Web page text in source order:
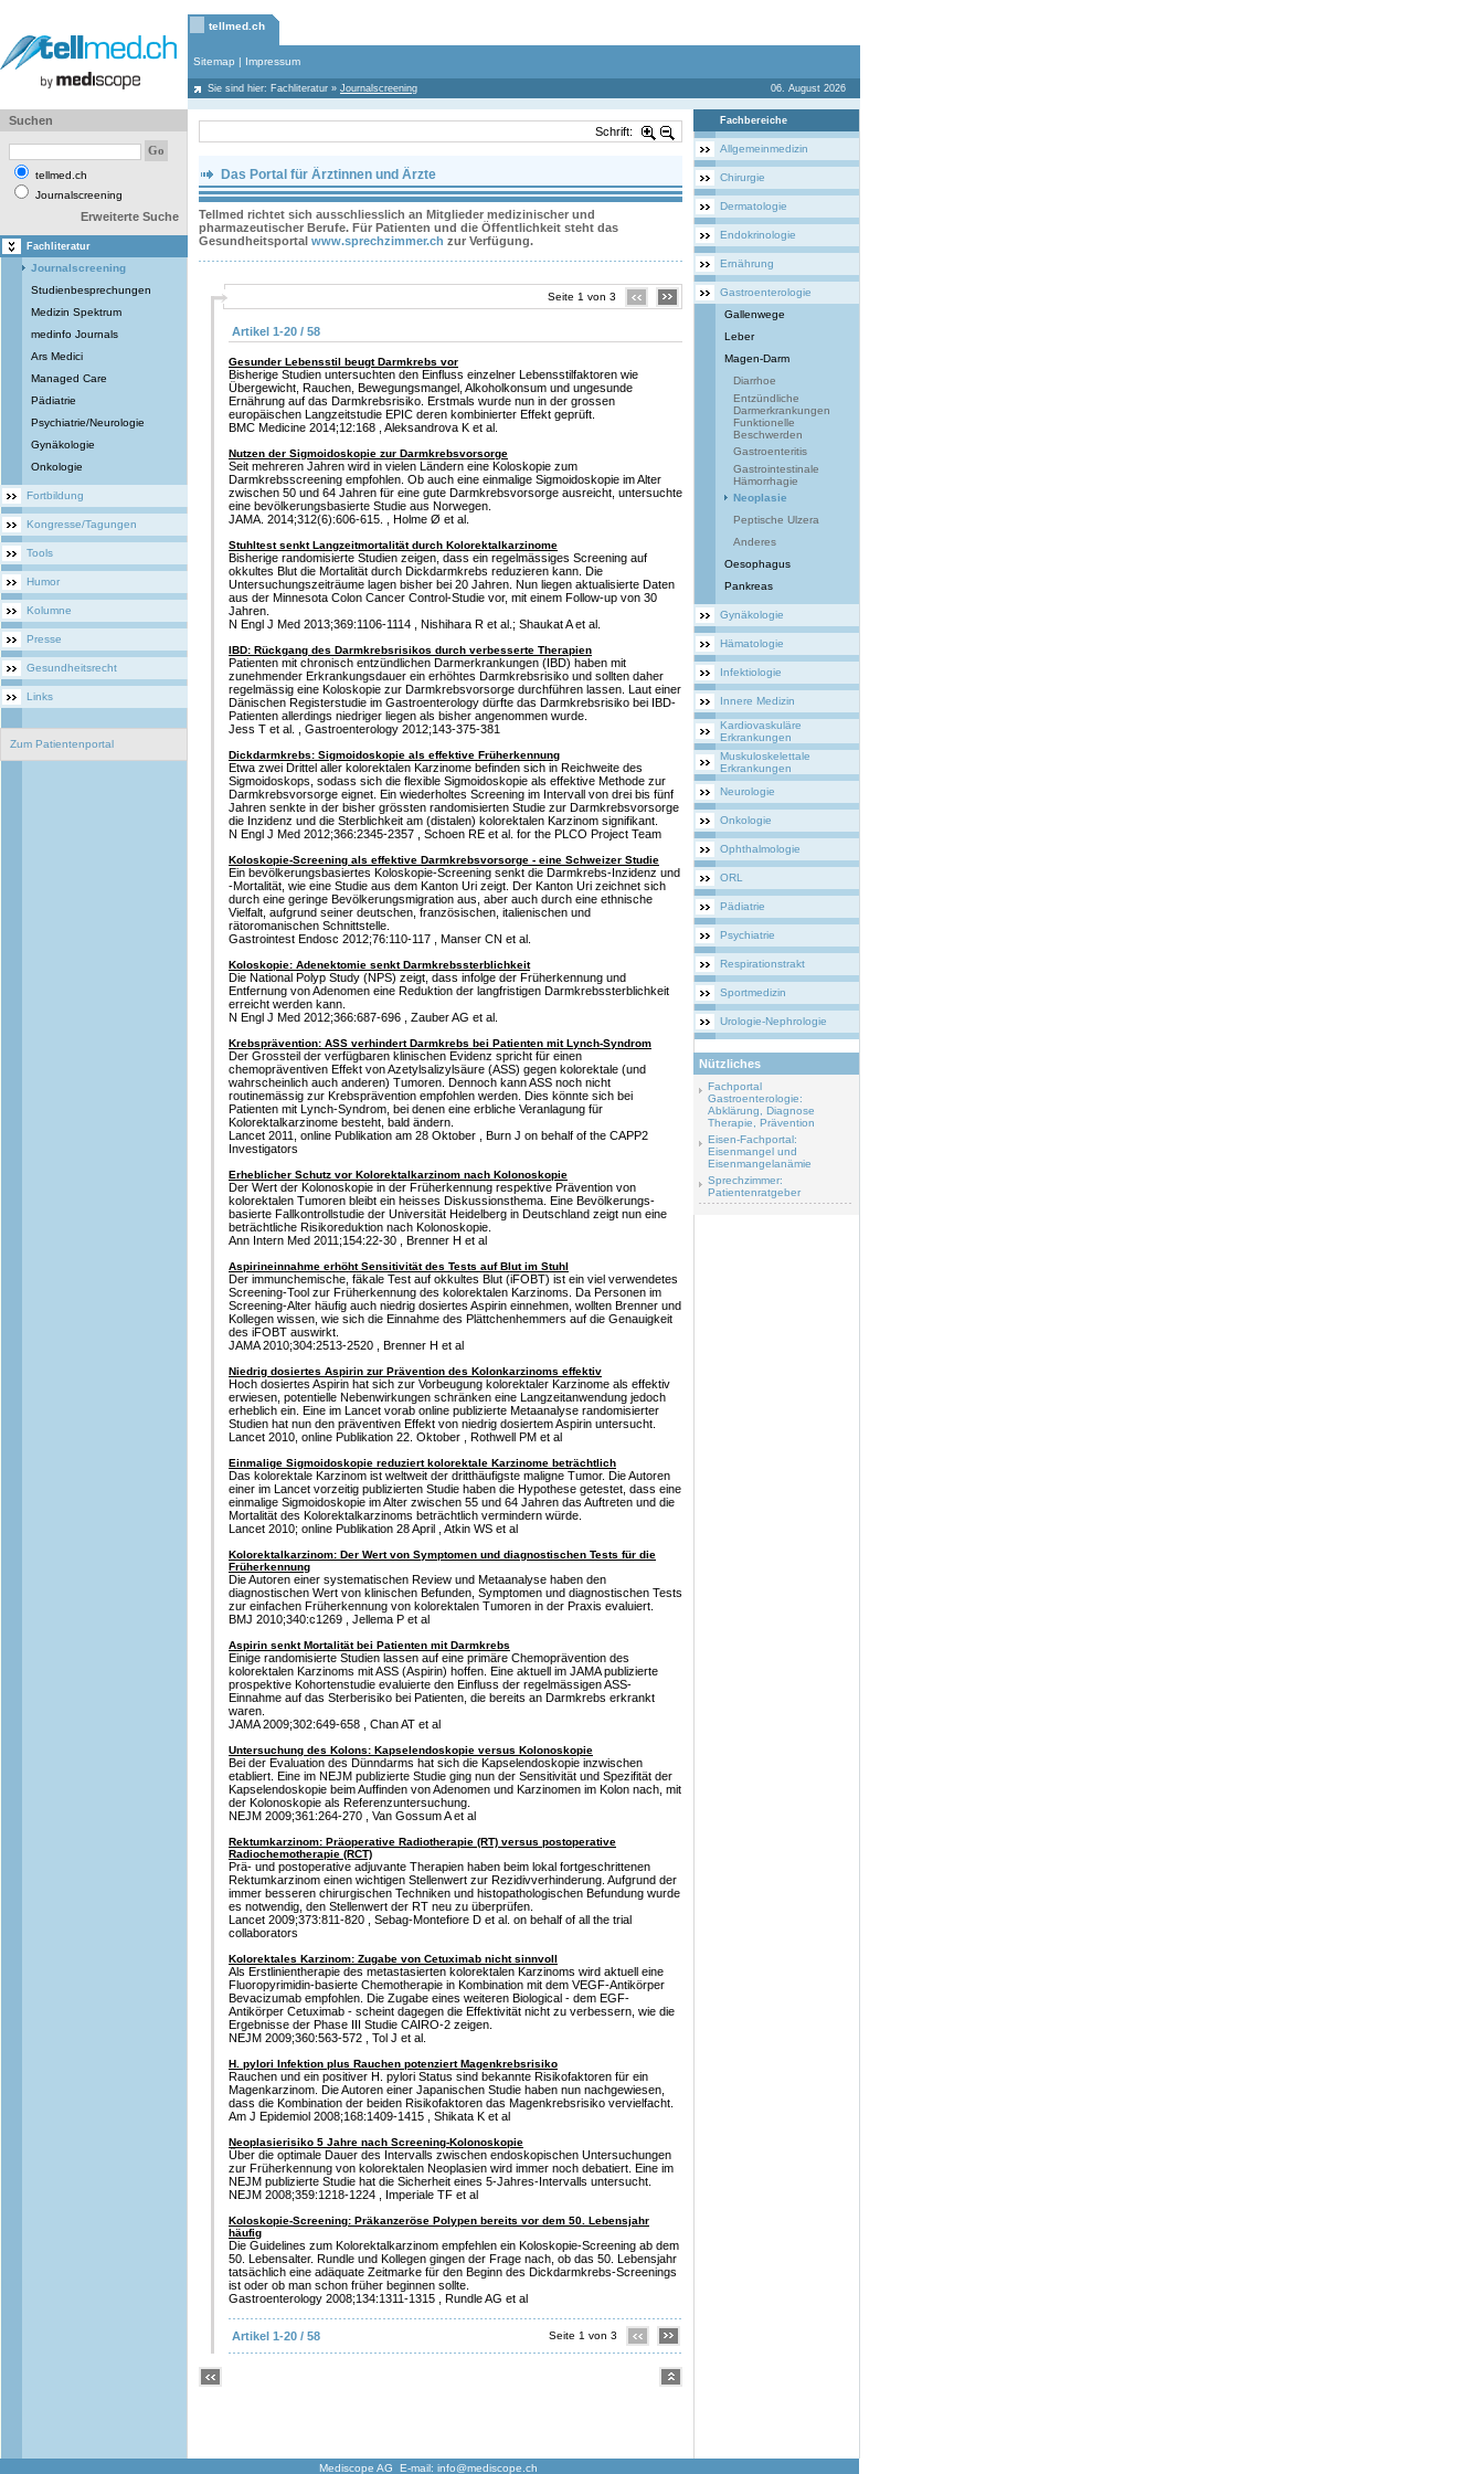
tellmed.ch
Sitemap | Impressum
Sie sind hier: Fachliteratur » Journalscreening 06. August 2026
Suchen
tellmed.ch
Journalscreening
Erweiterte Suche
Fachliteratur
Journalscreening
Studienbesprechungen
Medizin Spektrum
medinfo Journals
Ars Medici
Managed Care
Pädiatrie
Psychiatrie/Neurologie
Gynäkologie
Onkologie
Fortbildung
Kongresse/Tagungen
Tools
Humor
Kolumne
Presse
Gesundheitsrecht
Links
Zum Patientenportal
Schrift:
Das Portal für Ärztinnen und Ärzte
Tellmed richtet sich ausschliesslich an Mitglieder medizinischer und
pharmazeutischer Berufe. Für Patienten und die Öffentlichkeit steht das
Gesundheitsportal www.sprechzimmer.ch zur Verfügung.
Seite 1 von 3
Artikel 1-20 / 58
Gesunder Lebensstil beugt Darmkrebs vor
Bisherige Studien untersuchten den Einfluss einzelner Lebensstilfaktoren wie
Übergewicht, Rauchen, Bewegungsmangel, Alkoholkonsum und ungesunde
Ernährung auf das Darmkrebsrisiko. Erstmals wurde nun in der grossen
europäischen Langzeitstudie EPIC deren kombinierter Effekt geprüft.
BMC Medicine 2014;12:168 , Aleksandrova K et al.
Nutzen der Sigmoidoskopie zur Darmkrebsvorsorge
Seit mehreren Jahren wird in vielen Ländern eine Koloskopie zum
Darmkrebsscreening empfohlen. Ob auch eine einmalige Sigmoidoskopie im Alter
zwischen 50 und 64 Jahren für eine gute Darmkrebsvorsorge ausreicht, untersuchte
eine bevölkerungsbasierte Studie aus Norwegen.
JAMA. 2014;312(6):606-615. , Holme Ø et al.
Stuhltest senkt Langzeitmortalität durch Kolorektalkarzinome
Bisherige randomisierte Studien zeigen, dass ein regelmässiges Screening auf
okkultes Blut die Mortalität durch Dickdarmkrebs reduzieren kann. Die
Untersuchungszeiträume lagen bisher bei 20 Jahren. Nun liegen aktualisierte Daten
aus der Minnesota Colon Cancer Control-Studie vor, mit einem Follow-up von 30
Jahren.
N Engl J Med 2013;369:1106-1114 , Nishihara R et al.; Shaukat A et al.
IBD: Rückgang des Darmkrebsrisikos durch verbesserte Therapien
Patienten mit chronisch entzündlichen Darmerkrankungen (IBD) haben mit
zunehmender Erkrankungsdauer ein erhöhtes Darmkrebsrisiko und sollten daher
regelmässig eine Koloskopie zur Darmkrebsvorsorge durchführen lassen. Laut einer
Dänischen Registerstudie im Gastroenterology dürfte das Darmkrebsrisiko bei IBD-
Patienten allerdings niedriger liegen als bisher angenommen wurde.
Jess T et al. , Gastroenterology 2012;143-375-381
Dickdarmkrebs: Sigmoidoskopie als effektive Früherkennung
Etwa zwei Drittel aller kolorektalen Karzinome befinden sich in Reichweite des
Sigmoidoskops, sodass sich die flexible Sigmoidoskopie als effektive Methode zur
Darmkrebsvorsorge eignet. Ein wiederholtes Screening im Intervall von drei bis fünf
Jahren senkte in der bisher grössten randomisierten Studie zur Darmkrebsvorsorge
die Inzidenz und die Sterblichkeit am (distalen) kolorektalen Karzinom signifikant.
N Engl J Med 2012;366:2345-2357 , Schoen RE et al. for the PLCO Project Team
Koloskopie-Screening als effektive Darmkrebsvorsorge - eine Schweizer Studie
Ein bevölkerungsbasiertes Koloskopie-Screening senkt die Darmkrebs-Inzidenz und
-Mortalität, wie eine Studie aus dem Kanton Uri zeigt. Der Kanton Uri zeichnet sich
durch eine geringe Bevölkerungsmigration aus, aber auch durch eine ethnische
Vielfalt, aufgrund seiner deutschen, französischen, italienischen und
rätoromanischen Schnittstelle.
Gastrointest Endosc 2012;76:110-117 , Manser CN et al.
Koloskopie: Adenektomie senkt Darmkrebssterblichkeit
Die National Polyp Study (NPS) zeigt, dass infolge der Früherkennung und
Entfernung von Adenomen eine Reduktion der langfristigen Darmkrebssterblichkeit
erreicht werden kann.
N Engl J Med 2012;366:687-696 , Zauber AG et al.
Krebsprävention: ASS verhindert Darmkrebs bei Patienten mit Lynch-Syndrom
Der Grossteil der verfügbaren klinischen Evidenz spricht für einen
chemopräventiven Effekt von Azetylsalizylsäure (ASS) gegen kolorektale (und
wahrscheinlich auch anderen) Tumoren. Dennoch kann ASS noch nicht
routinemässig zur Krebsprävention empfohlen werden. Dies könnte sich bei
Patienten mit Lynch-Syndrom, bei denen eine erbliche Veranlagung für
Kolorektalkarzinome besteht, bald ändern.
Lancet 2011, online Publikation am 28 Oktober , Burn J on behalf of the CAPP2
Investigators
Erheblicher Schutz vor Kolorektalkarzinom nach Kolonoskopie
Der Wert der Kolonoskopie in der Früherkennung respektive Prävention von
kolorektalen Tumoren bleibt ein heisses Diskussionsthema. Eine Bevölkerungs-
basierte Fallkontrollstudie der Universität Heidelberg in Deutschland zeigt nun eine
beträchtliche Risikoreduktion nach Kolonoskopie.
Ann Intern Med 2011;154:22-30 , Brenner H et al
Aspirineinnahme erhöht Sensitivität des Tests auf Blut im Stuhl
Der immunchemische, fäkale Test auf okkultes Blut (iFOBT) ist ein viel verwendetes
Screening-Tool zur Früherkennung des kolorektalen Karzinoms. Da Personen im
Screening-Alter häufig auch niedrig dosiertes Aspirin einnehmen, wollten Brenner und
Kollegen wissen, wie sich die Einnahme des Plättchenhemmers auf die Genauigkeit
des iFOBT auswirkt.
JAMA 2010;304:2513-2520 , Brenner H et al
Niedrig dosiertes Aspirin zur Prävention des Kolonkarzinoms effektiv
Hoch dosiertes Aspirin hat sich zur Vorbeugung kolorektaler Karzinome als effektiv
erwiesen, potentielle Nebenwirkungen schränken eine Langzeitanwendung jedoch
erheblich ein. Eine im Lancet vorab online publizierte Metaanalyse randomisierter
Studien hat nun den präventiven Effekt von niedrig dosiertem Aspirin untersucht.
Lancet 2010, online Publikation 22. Oktober , Rothwell PM et al
Einmalige Sigmoidoskopie reduziert kolorektale Karzinome beträchtlich
Das kolorektale Karzinom ist weltweit der dritthäufigste maligne Tumor. Die Autoren
einer im Lancet vorzeitig publizierten Studie haben die Hypothese getestet, dass eine
einmalige Sigmoidoskopie im Alter zwischen 55 und 64 Jahren das Auftreten und die
Mortalität des Kolorektalkarzinoms beträchtlich vermindern würde.
Lancet 2010; online Publikation 28 April , Atkin WS et al
Kolorektalkarzinom: Der Wert von Symptomen und diagnostischen Tests für die
Früherkennung
Die Autoren einer systematischen Review und Metaanalyse haben den
diagnostischen Wert von klinischen Befunden, Symptomen und diagnostischen Tests
zur einfachen Früherkennung von kolorektalen Tumoren in der Praxis evaluiert.
BMJ 2010;340:c1269 , Jellema P et al
Aspirin senkt Mortalität bei Patienten mit Darmkrebs
Einige randomisierte Studien lassen auf eine primäre Chemoprävention des
kolorektalen Karzinoms mit ASS (Aspirin) hoffen. Eine aktuell im JAMA publizierte
prospektive Kohortenstudie evaluierte den Einfluss der regelmässigen ASS-
Einnahme auf das Sterberisiko bei Patienten, die bereits an Darmkrebs erkrankt
waren.
JAMA 2009;302:649-658 , Chan AT et al
Untersuchung des Kolons: Kapselendoskopie versus Kolonoskopie
Bei der Evaluation des Dünndarms hat sich die Kapselendoskopie inzwischen
etabliert. Eine im NEJM publizierte Studie ging nun der Sensitivität und Spezifität der
Kapselendoskopie beim Auffinden von Adenomen und Karzinomen im Kolon nach, mit
der Kolonoskopie als Referenzuntersuchung.
NEJM 2009;361:264-270 , Van Gossum A et al
Rektumkarzinom: Präoperative Radiotherapie (RT) versus postoperative
Radiochemotherapie (RCT)
Prä- und postoperative adjuvante Therapien haben beim lokal fortgeschrittenen
Rektumkarzinom einen wichtigen Stellenwert zur Rezidivverhinderung. Aufgrund der
immer besseren chirurgischen Techniken und histopathologischen Befundung wurde
es notwendig, den Stellenwert der RT neu zu überprüfen.
Lancet 2009;373:811-820 , Sebag-Montefiore D et al. on behalf of all the trial
collaborators
Kolorektales Karzinom: Zugabe von Cetuximab nicht sinnvoll
Als Erstlinientherapie des metastasierten kolorektalen Karzinoms wird aktuell eine
Fluoropyrimidin-basierte Chemotherapie in Kombination mit dem VEGF-Antikörper
Bevacizumab empfohlen. Die Zugabe eines weiteren Biological - dem EGF-
Antikörper Cetuximab - scheint dagegen die Effektivität nicht zu verbessern, wie die
Ergebnisse der Phase III Studie CAIRO-2 zeigen.
NEJM 2009;360:563-572 , Tol J et al.
H. pylori Infektion plus Rauchen potenziert Magenkrebsrisiko
Rauchen und ein positiver H. pylori Status sind bekannte Risikofaktoren für ein
Magenkarzinom. Die Autoren einer Japanischen Studie haben nun nachgewiesen,
dass die Kombination der beiden Risikofaktoren das Magenkrebsrisiko vervielfacht.
Am J Epidemiol 2008;168:1409-1415 , Shikata K et al
Neoplasierisiko 5 Jahre nach Screening-Kolonoskopie
Über die optimale Dauer des Intervalls zwischen endoskopischen Untersuchungen
zur Früherkennung von kolorektalen Neoplasien wird immer noch debatiert. Eine im
NEJM publizierte Studie hat die Sicherheit eines 5-Jahres-Intervalls untersucht.
NEJM 2008;359:1218-1224 , Imperiale TF et al
Koloskopie-Screening: Präkanzeröse Polypen bereits vor dem 50. Lebensjahr
häufig
Die Guidelines zum Kolorektalkarzinom empfehlen ein Koloskopie-Screening ab dem
50. Lebensalter. Rundle und Kollegen gingen der Frage nach, ob das 50. Lebensjahr
tatsächlich eine adäquate Zeitmarke für den Beginn des Dickdarmkrebs-Screenings
ist oder ob man schon früher beginnen sollte.
Gastroenterology 2008;134:1311-1315 , Rundle AG et al
Artikel 1-20 / 58 Seite 1 von 3
Fachbereiche
Allgemeinmedizin
Chirurgie
Dermatologie
Endokrinologie
Ernährung
Gastroenterologie
Gallenwege
Leber
Magen-Darm
Diarrhoe
Entzündliche
Darmerkrankungen
Funktionelle
Beschwerden
Gastroenteritis
Gastrointestinale
Hämorrhagie
Neoplasie
Peptische Ulzera
Anderes
Oesophagus
Pankreas
Gynäkologie
Hämatologie
Infektiologie
Innere Medizin
Kardiovaskuläre
Erkrankungen
Muskuloskelettale
Erkrankungen
Neurologie
Onkologie
Ophthalmologie
ORL
Pädiatrie
Psychiatrie
Respirationstrakt
Sportmedizin
Urologie-Nephrologie
Nützliches
Fachportal
Gastroenterologie:
Abklärung, Diagnose
Therapie, Prävention
Eisen-Fachportal:
Eisenmangel und
Eisenmangelanämie
Sprechzimmer:
Patientenratgeber
Mediscope AG E-mail: info@mediscope.ch